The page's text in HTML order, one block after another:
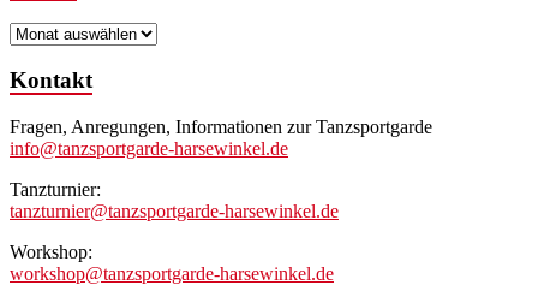
Archiv
Kontakt
Fragen, Anregungen, Informationen zur Tanzsportgarde
info@tanzsportgarde-harsewinkel.de
Tanzturnier:
tanzturnier@tanzsportgarde-harsewinkel.de
Workshop:
workshop@tanzsportgarde-harsewinkel.de